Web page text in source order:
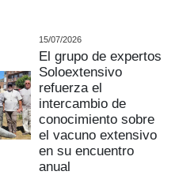
15/07/2026
El grupo de expertos
Soloextensivo
refuerza el
intercambio de
conocimiento sobre
el vacuno extensivo
en su encuentro
anual